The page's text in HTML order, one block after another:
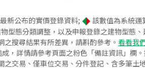
新公布的實價登錄資料; 該數值為系統運
型態分類調整，以及申報登錄之建物型態
搜尋結果有所差異，請斟酌參考。 看看我
，詳情請參考頁面之粉色「備註資訊」欄
交易、僅車位交易、分件登記、含多筆土